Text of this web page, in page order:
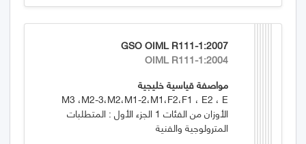
GSO OIML R111-1:2007
OIML R111-1:2004
مواصفة قياسية خليجية
M3 ،M2-3،M2،M1-2،M1،F2،F1 ، E2 ، E
الأوزان من الفئات 1 الجزء الأول : المتطلبات
المترولوجية والفنية